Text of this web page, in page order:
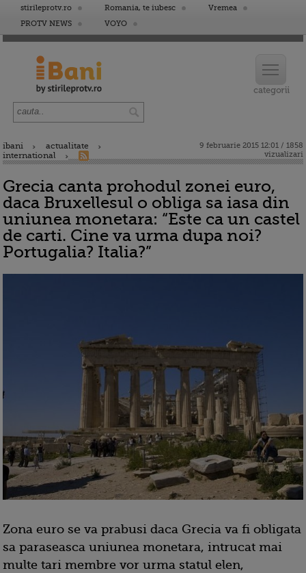
stirileprotv.ro Romania, te iubesc
Vremea
PROTV NEWS
VOYO
ibani
actualitate
international
9 februarie 2015 12:01 / 1858
vizualizari
Grecia canta prohodul zonei euro,
daca Bruxellesul o obliga sa iasa din
uniunea monetara: “Este ca un castel
de carti. Cine va urma dupa noi?
Portugalia? Italia?”
Zona euro se va prabusi daca Grecia va fi obligata
sa paraseasca uniunea monetara, intrucat mai
multe tari membre vor urma statul elen,